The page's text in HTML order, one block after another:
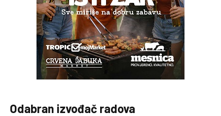
Odabran izvođač radova